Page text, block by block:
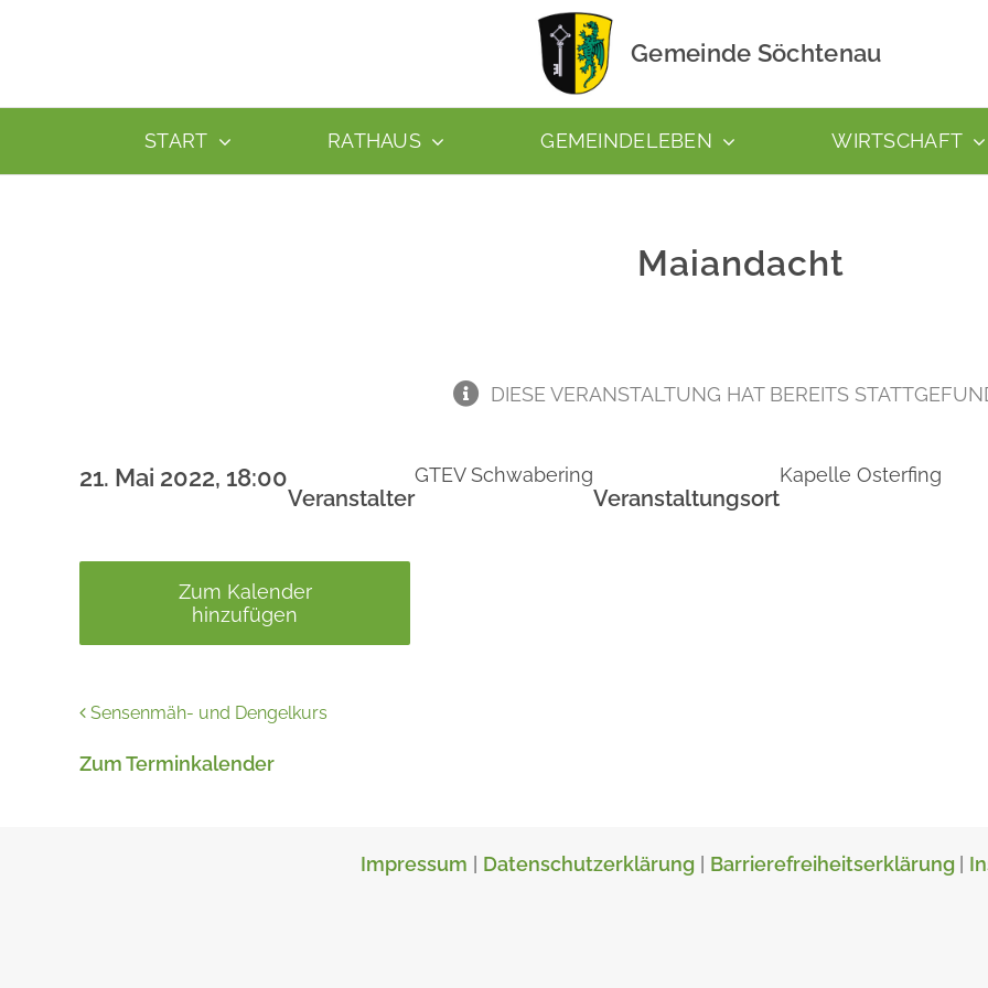
Gemeinde Söchtenau
START RATHAUS GEMEINDELEBEN WIRTSCHAFT
Maiandacht
DIESE VERANSTALTUNG HAT BEREITS
21. Mai 2022, 18:00
Veranstalter
GTEV Schwabering
Veranstaltungsort
Kapelle Osterfing
Zum Kalender
hinzufügen
Sensenmäh- und Dengelkurs
Zum Terminkalender
Impressum Datenschutzerklärung| Barrierefreiheitserklärung